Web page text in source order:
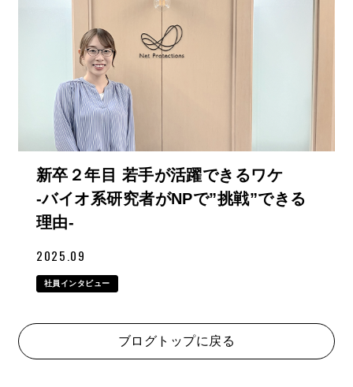
新卒２年目 若手が活躍できるワケ
-バイオ系研究者がNPで”挑戦”できる
理由-
2025.09
社員インタビュー
ブログトップに戻る